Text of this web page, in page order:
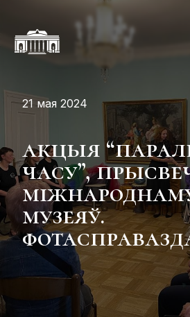
21 мая 2024
акцыя
часу”,
музеяў.